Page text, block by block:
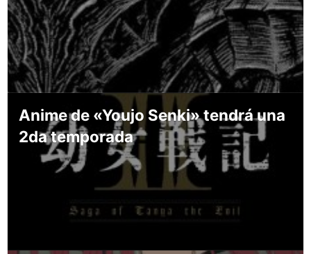
Anime de «Youjo Senki» tendrá una
2da temporada